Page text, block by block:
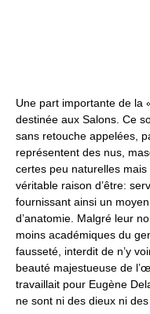
Une part importante de la
destinée aux Salons. Ce
sans retouche appelées,
représentent des nus,
certes peu naturelles
véritable raison d’être:
fournissant ainsi un
d’anatomie. Malgré leur
moins académiques du
fausseté, interdit de n’y
beauté majestueuse de
travaillait pour Eugène
ne sont ni des dieux ni